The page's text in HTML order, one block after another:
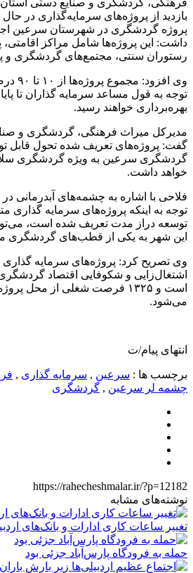
فرهنگی، گردشگری و صنایع دستی استان
پروژه گردشگری در شهرستان سرعین
داشت: این پروژه‌ها شامل مراکز اقامتی،
رستوران سنتی، مجتمع‌های گردشگری
وی
بهره‌برداری خواهند رسید.
مدیرکل میراث فرهنگی، گردشگری و
گفت: پروژه‌های تعریف شده تحول قابل
گردشگری سرعین به ویژه گردشگری
خواهد داشت.
فلاحی با اشاره به چشمه‌های آبدرمانی
توجه به اینکه پروژه‌های سرمایه گذاری
توسعه دراز مدت تعریف شده است،
این شهر به یکی از قطب‌های گردشگری
وی تصریح کرد: پروژه‌های سرمایه
اشتغال‌زایی و شکوفایی اقتصاد
است و ۱۳۲۵ فرصت شغلی از محل
می‌شود.
انتهای پیام/ت
برچسب ها : سرعین , سرمایه گذاری ,
چشمه لر سرعین , گردشگری
https://rahecheshmalar.ir/?p=12182
نوشته‌های مشابه
تغییر ساعات کاری ادارات و بانک‌های
حمله به فرودگاه پارس‌‌آباد جزئی بود